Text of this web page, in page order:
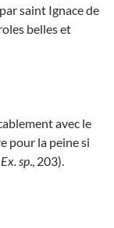
saint Ignace de
belles et
avec le
pour la peine si
Ex. sp., 203).